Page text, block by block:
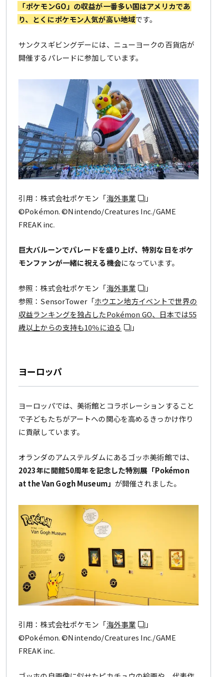
「ポケモンGO」の収益が一番多い国はアメリカであ
り、とくにポケモン人気が高い地域です。
サンクスギビングデーには、ニューヨークの百貨店が
開催するパレードに参加しています。
引用：株式会社ポケモン「海外事業
」
©Pokémon. ©Nintendo/Creatures Inc./GAME
FREAK inc.
巨大バルーンでパレードを盛り上げ、特別な日をポケ
モンファンが一緒に祝える機会になっています。
参照：株式会社ポケモン「海外事業
」
参照：SensorTower「ホウエン地方イベントで世界の
収益ランキングを独占したPokémon GO、日本では55
歳以上からの支持も10％に迫る
」
ヨーロッパ
ヨーロッパでは、美術館とコラボレーションすること
で子どもたちがアートへの関心を高めるきっかけ作り
に貢献しています。
オランダのアムステルダムにあるゴッホ美術館では、
2023年に開館50周年を記念した特別展「Pokémon
at the Van Gogh Museum」 が開催されました。
引用：株式会社ポケモン「海外事業
」
©Pokémon. ©Nintendo/Creatures Inc./GAME
FREAK inc.